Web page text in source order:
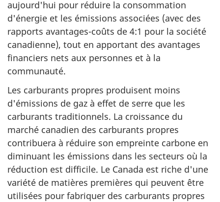
aujourd'hui pour réduire la consommation
d'énergie et les émissions associées (avec des
rapports avantages-coûts de 4:1 pour la société
canadienne), tout en apportant des avantages
financiers nets aux personnes et à la
communauté.
Les carburants propres produisent moins
d'émissions de gaz à effet de serre que les
carburants traditionnels. La croissance du
marché canadien des carburants propres
contribuera à réduire son empreinte carbone en
diminuant les émissions dans les secteurs où la
réduction est difficile. Le Canada est riche d'une
variété de matières premières qui peuvent être
utilisées pour fabriquer des carburants propres